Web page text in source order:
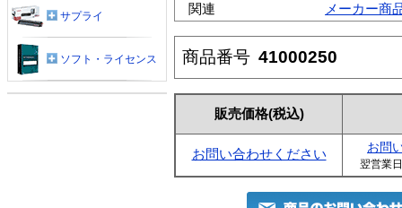
関連
メーカー商
商品番号 41000250
販売価格(税込)
お問い合わせください お問
翌営業
サプライ
ソフト・ライセンス